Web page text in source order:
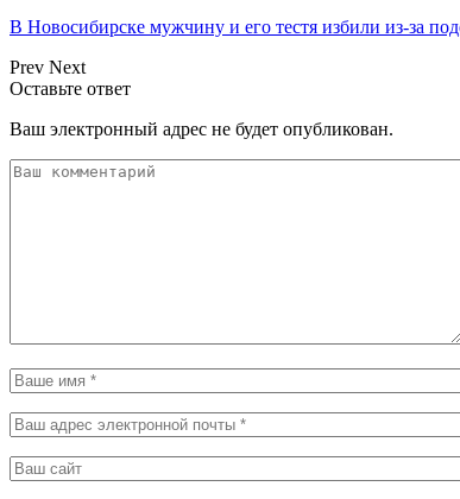
В Новосибирске мужчину и его тестя избили из-за
Prev Next
Оставьте ответ
Ваш электронный адрес не будет опубликован.